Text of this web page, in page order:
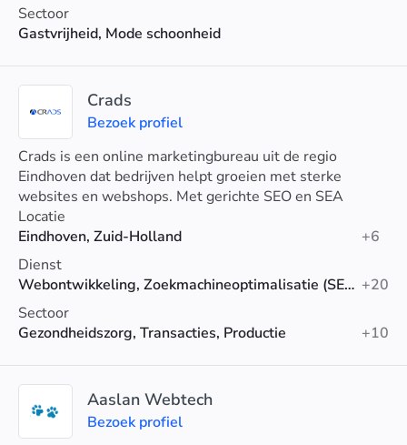
Sectoor
Gastvrijheid, Mode schoonheid
Crads
Bezoek profiel
Crads is een online marketingbureau uit de regio
Eindhoven dat bedrijven helpt groeien met sterke
websites en webshops. Met gerichte SEO en SEA
zorgen we voor lokale online zichtbaarheid.
Locatie
Eindhoven, Zuid-Holland
+6
Dienst
Webontwikkeling, Zoekmachineoptimalisatie (SEO), Google-advertenties +20
Sectoor
Gezondheidszorg, Transacties, Productie
+10
Aaslan Webtech
Bezoek profiel